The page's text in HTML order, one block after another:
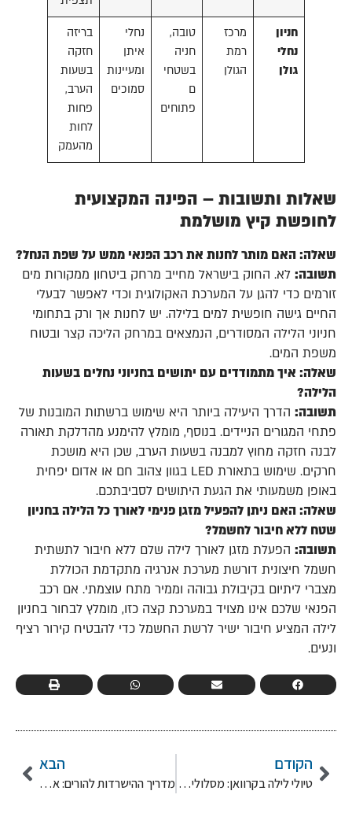
חניון
נחלי
גולן
מרכז
רמת
הגולן
טובה,
חניה
בשטחי
ם
פתוחים
נחלי
איתן
ומעיינות
סמוכים
בריזה
חזקה
בשעות
הערב,
פחות
לחות
מהעמק
שאלות ותשובות – הפינה המקצועית
לחופשת קיץ מושלמת
שאלה: האם מותר לחנות את רכב הפנאי ממש על שפת הנחל?
תשובה: לא. החוק בישראל מחייב מרחק ביטחון ממקורות מים
זורמים כדי להגן על המערכת האקולוגית וכדי לאפשר לבעלי
החיים גישה חופשית למים בלילה. יש לחנות אך ורק בתחומי
חניוני הלילה המסודרים, הנמצאים במרחק הליכה קצר ובטוח
משפת המים.
שאלה: איך מתמודדים עם יתושים בחניוני נחלים בשעות
הלילה?
תשובה: הדרך היעילה ביותר היא שימוש ברשתות המובנות של
פתחי המגורים הניידים. בנוסף, מומלץ להימנע מהדלקת תאורה
לבנה חזקה מחוץ למבנה בשעות הערב, שכן היא מושכת
חרקים. שימוש בתאורת LED בגוון צהוב חם או אדום יפחית
באופן משמעותי את הגעת היתושים לסביבתכם.
שאלה: האם ניתן להפעיל מזגן פנימי לאורך כל הלילה בחניון
שטח ללא חיבור לחשמל?
תשובה: הפעלת מזגן לאורך לילה שלם ללא חיבור לתשתית
חשמל חיצונית דורשת מערכת אנרגיה מתקדמת הכוללת
מצברי ליתיום בקיבולת גבוהה וממיר מתח עוצמתי. אם רכב
הפנאי שלכם אינו מצויד במערכת קצה כזו, מומלץ לבחור בחניון
לילה המציע חיבור ישיר לרשת החשמל כדי להבטיח קירור רציף
ונעים.
הקודם
טיולי לילה בקרוואן: מסלולי קיץ מותאמים לשעות הקרירות ותצפיות כוכבים
הבא
מדריך ההישרדות להורים: איך להעסיק את הילדים בנסיעות ארוכות בקיץ